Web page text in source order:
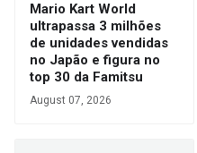
Mario Kart World
ultrapassa 3 milhões
de unidades vendidas
no Japão e figura no
top 30 da Famitsu
August 07, 2026